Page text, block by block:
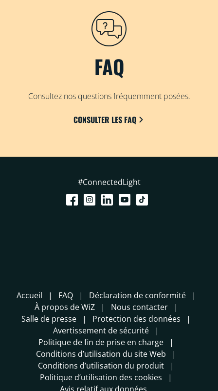
FAQ
Consultez nos questions fréquemment posées.
CONSULTER LES FAQ
#ConnectedLight
Accueil FAQ
Déclaration de conformité
À propos de WiZ
Nous contacter
Salle de presse
Protection des données
Avertissement de sécurité
Politique de fin de prise en charge
Conditions d’utilisation du site Web
Conditions d’utilisation du produit
Politique d’utilisation des cookies